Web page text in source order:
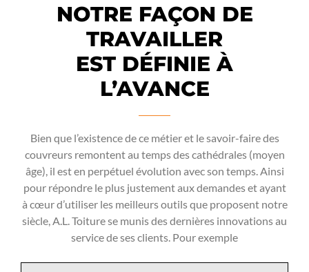
NOTRE FAÇON DE
TRAVAILLER
EST DÉFINIE À
L’AVANCE
Bien que l’existence de ce métier et le savoir-faire des
couvreurs remontent au temps des cathédrales (moyen
âge), il est en perpétuel évolution avec son temps. Ainsi
pour répondre le plus justement aux demandes et ayant
à cœur d’utiliser les meilleurs outils que proposent notre
siècle, A.L. Toiture se munis des dernières innovations au
service de ses clients. Pour exemple